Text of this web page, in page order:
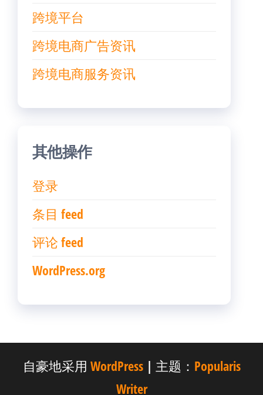
跨境平台
跨境电商广告资讯
跨境电商服务资讯
其他操作
登录
条目 feed
评论 feed
WordPress.org
自豪地采用 WordPress | 主题： Popularis
Writer